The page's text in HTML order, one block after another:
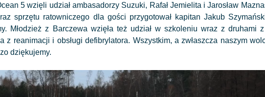
5 wzięli udział ambasadorzy Suzuki, Rafał Jemielita i Jarosław
sprzętu ratowniczego dla gości przygotował kapitan Jakub
Młodzież z Barczewa wzięła też udział w szkoleniu wraz z druhami
z reanimacji i obsługi defibrylatora. Wszystkim, a zwłaszcza naszym
dziękujemy.